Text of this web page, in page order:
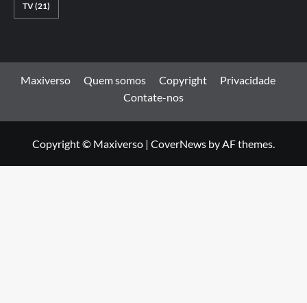
TV(21)
Maxiverso Quem somos Copyright
Privacidade
Contate-nos
Copyright © Maxiverso | CoverNews by AF themes.